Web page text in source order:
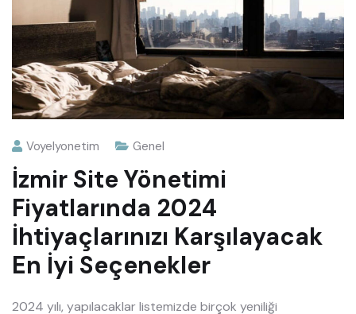
Voyelyonetim Genel
İzmir Site Yönetimi
Fiyatlarında 2024
İhtiyaçlarınızı Karşılayacak
En İyi Seçenekler
2024 yılı, yapılacaklar listemizde birçok yeniliği